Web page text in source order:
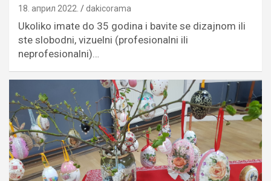
18. април 2022. dakicorama
Ukoliko imate do 35 godina i bavite se dizajnom ili
ste slobodni, vizuelni (profesionalni ili
neprofesionalni)…